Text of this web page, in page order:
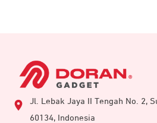
Jl. Lebak Jaya II Tengah No. 2,
60134, Indonesia